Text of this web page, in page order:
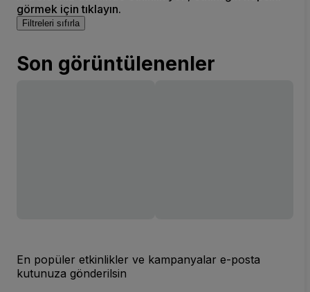
görmek için tıklayın.
Filtreleri sıfırla
Son görüntülenenler
En popüler etkinlikler ve kampanyalar e-posta
kutunuza gönderilsin